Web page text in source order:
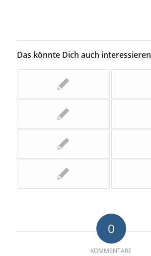
Das könnte Dich auch interessieren
0
KOMMENTARE